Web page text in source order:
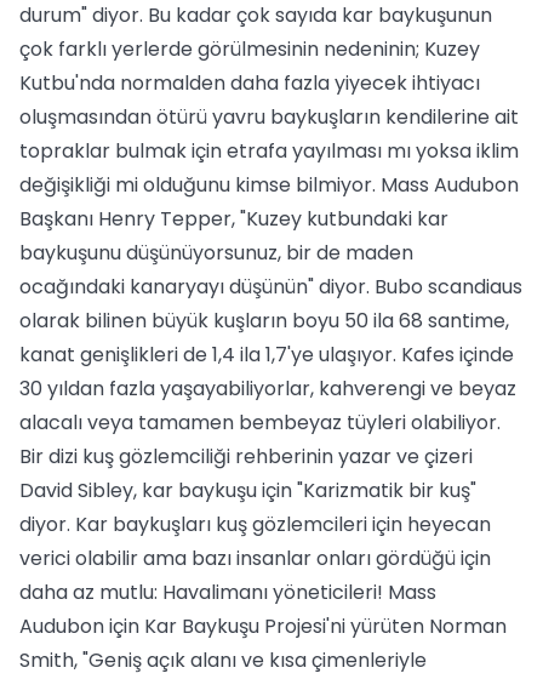
durum" diyor. Bu kadar çok sayıda kar baykuşunun
çok farklı yerlerde görülmesinin nedeninin; Kuzey
Kutbu'nda normalden daha fazla yiyecek ihtiyacı
oluşmasından ötürü yavru baykuşların kendilerine ait
topraklar bulmak için etrafa yayılması mı yoksa iklim
değişikliği mi olduğunu kimse bilmiyor. Mass Audubon
Başkanı Henry Tepper, "Kuzey kutbundaki kar
baykuşunu düşünüyorsunuz, bir de maden
ocağındaki kanaryayı düşünün" diyor. Bubo scandiaus
olarak bilinen büyük kuşların boyu 50 ila 68 santime,
kanat genişlikleri de 1,4 ila 1,7'ye ulaşıyor. Kafes içinde
30 yıldan fazla yaşayabiliyorlar, kahverengi ve beyaz
alacalı veya tamamen bembeyaz tüyleri olabiliyor.
Bir dizi kuş gözlemciliği rehberinin yazar ve çizeri
David Sibley, kar baykuşu için "Karizmatik bir kuş"
diyor. Kar baykuşları kuş gözlemcileri için heyecan
verici olabilir ama bazı insanlar onları gördüğü için
daha az mutlu: Havalimanı yöneticileri! Mass
Audubon için Kar Baykuşu Projesi'ni yürüten Norman
Smith, "Geniş açık alanı ve kısa çimenleriyle